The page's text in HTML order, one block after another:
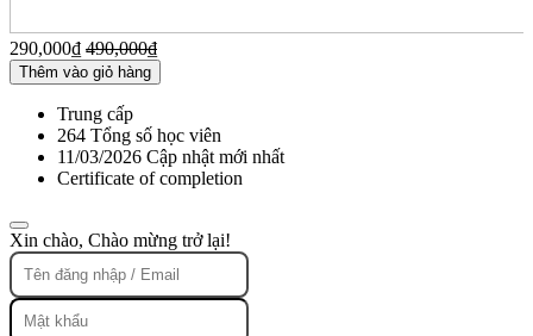
290,000₫ 490,000₫
Thêm vào giỏ hàng
Trung cấp
264 Tổng số học viên
11/03/2026 Cập nhật mới nhất
Certificate of completion
Xin chào, Chào mừng trở lại!